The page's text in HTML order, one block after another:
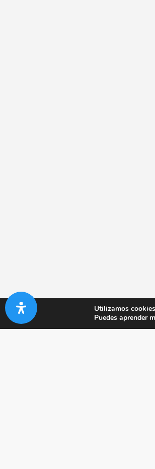
Utilizamos
Puedes aprender